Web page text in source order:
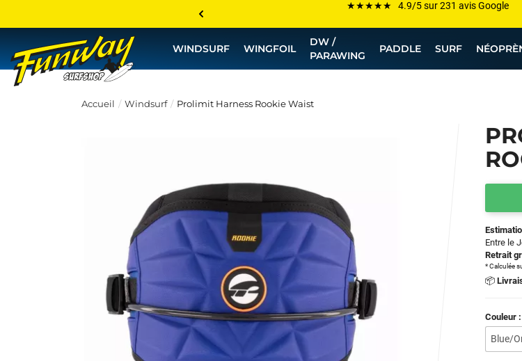
Les plus grandes marques sont chez
Jusqu’à -75% de remise sur le windsurf,
💰 Meilleur prix garanti — Moins cher
WINDSURF WINGFOIL
DW /
PARAWING
PADDLE SURF
Accueil Windsurf Prolimit Harness Rookie Waist
Entre le
Retrait
* Calculée
📦
Couleur :